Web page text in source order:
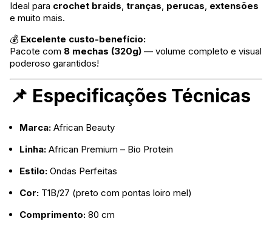
Ideal para crochet braids, tranças, perucas, extensões
e muito mais.
💰 Excelente custo-benefício:
Pacote com 8 mechas (320g) — volume completo e visual
poderoso garantidos!
📌 Especificações Técnicas
Marca: African Beauty
Linha: African Premium – Bio Protein
Estilo: Ondas Perfeitas
Cor: T1B/27 (preto com pontas loiro mel)
Comprimento: 80 cm